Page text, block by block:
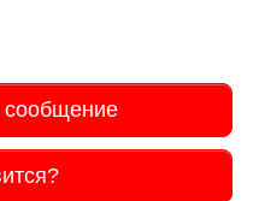
сообщение